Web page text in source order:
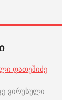
დათეშიძე
ვირუსული